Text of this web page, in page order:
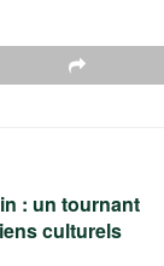
: un tournant
culturels